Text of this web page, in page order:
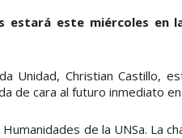
este miércoles en
Unidad, Christian Castillo,
de cara al futuro inmediato
de la UNSa. La